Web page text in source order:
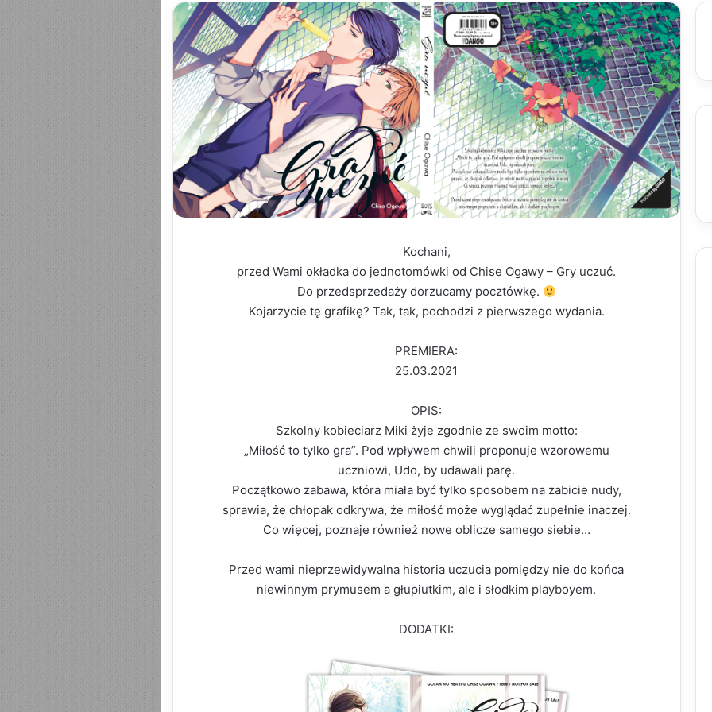
Kochani,
przed Wami okładka do jednotomówki od Chise Ogawy – Gry uczuć.
Do przedsprzedaży dorzucamy pocztówkę.
Kojarzycie tę grafikę? Tak, tak, pochodzi z pierwszego wydania.
PREMIERA:
25.03.2021
OPIS:
Szkolny kobieciarz Miki żyje zgodnie ze swoim motto:
„Miłość to tylko gra”. Pod wpływem chwili proponuje wzorowemu
uczniowi, Udo, by udawali parę.
Początkowo zabawa, która miała być tylko sposobem na zabicie nudy,
sprawia, że chłopak odkrywa, że miłość może wyglądać zupełnie inaczej.
Co więcej, poznaje również nowe oblicze samego siebie…
Przed wami nieprzewidywalna historia uczucia pomiędzy nie do końca
niewinnym prymusem a głupiutkim, ale i słodkim playboyem.
DODATKI: